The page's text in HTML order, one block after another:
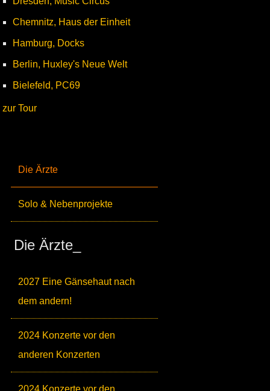
Die Ärzte
Solo & Nebenprojekte
Die Ärzte_
2027 Eine Gänsehaut nach
dem andern!
2024 Konzerte vor den
anderen Konzerten
2024 Konzerte vor den
Chemnitz, Haus der Einheit
Hamburg, Docks
Berlin, Huxley's Neue Welt
Bielefeld, PC69
zur Tour